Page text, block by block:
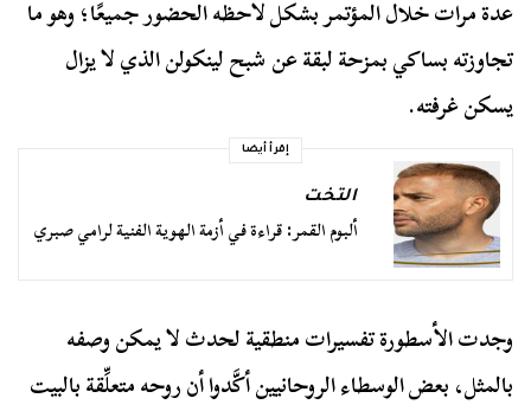
عدة مرات خلال المؤتمر بشكل لاحظه الحضور جميعًا؛ وهو ما
تجاوزته بساكي بمزحة لبقة عن شبح لينكولن الذي لا يزال
يسكن غرفته.
إقرأ أيضا
التخت
ألبوم القمر: قراءة في أزمة الهوية الفنية لرامي صبري
وجدت الأسطورة تفسيرات منطقية لحدث لا يمكن وصفه
بالمثل، بعض الوسطاء الروحانيين أكَّدوا أن روحه متعلِّقة بالبيت